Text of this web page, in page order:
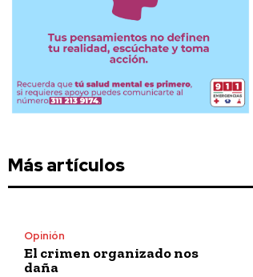
Más artículos
Opinión
El crimen organizado nos
daña